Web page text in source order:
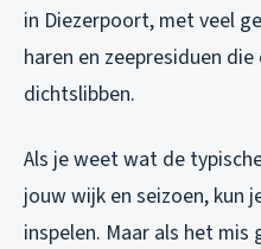
in Diezerpoort, met veel
haren en zeepresiduen
dichtslibben.
Als je weet wat de
jouw wijk en seizoen, kun
inspelen. Maar als het